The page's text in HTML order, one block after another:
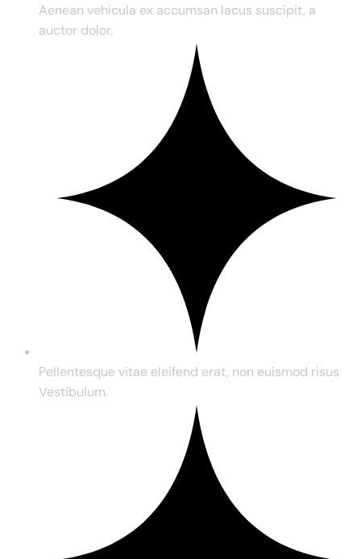
Aenean vehicula ex accumsan lacus suscipit, a
auctor dolor.
Pellentesque vitae eleifend erat, non euismod risus
Vestibulum.